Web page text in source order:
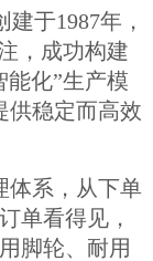
于1987年，
，成功构建
能化”生产模
供稳定而高效
体系，从下单
单看得见，
脚轮、耐用